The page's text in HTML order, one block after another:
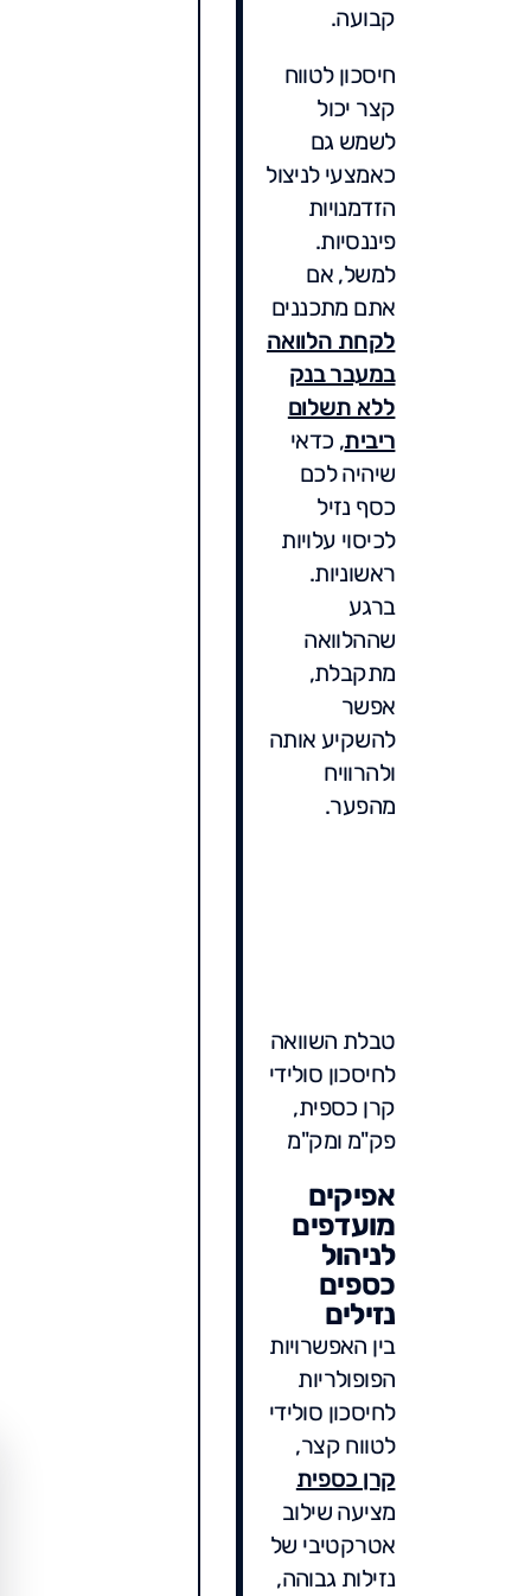
קבועה.
חיסכון לטווח
קצר יכול
לשמש גם
כאמצעי לניצול
הזדמנויות
פיננסיות.
למשל, אם
אתם מתכננים
לקחת הלוואה
במעבר בנק
ללא תשלום
ריבית, כדאי
שיהיה לכם
כסף נזיל
לכיסוי עלויות
ראשוניות.
ברגע
שההלוואה
מתקבלת,
אפשר
להשקיע אותה
ולהרוויח
מהפער.
טבלת השוואה
לחיסכון סולידי
קרן כספית,
פק"מ ומק"מ
אפיקים
מועדפים
לניהול
כספים
נזילים
בין האפשרויות
הפופולריות
לחיסכון סולידי
לטווח קצר,
קרן כספית
מציעה שילוב
אטרקטיבי של
נזילות גבוהה,